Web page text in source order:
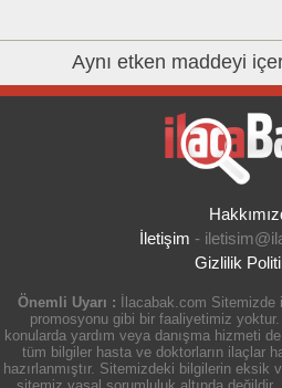
Aynı etken maddeyi
İletişim -
Gizlilik
Önemli Uyarı : İlacabak.com Sitemizde
promosyonu gibi bir faaliyetimiz
konularda yardım veya danışma hizmeti
tüm bilgiler hasta ve doktorların ilaçlar
hazırlanmıştır. Sitemizdeki bilgilerin eksik